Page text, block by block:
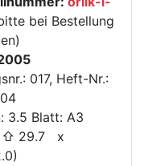
bei Bestellung
017, Heft-Nr.:
3.5 Blatt: A3
⇧ 29.7 x